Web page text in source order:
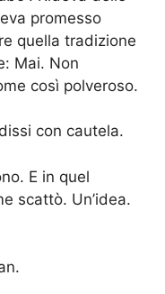
promesso
quella tradizione
Mai. Non
così polveroso.
con cautela.
E in quel
scattò. Un’idea.